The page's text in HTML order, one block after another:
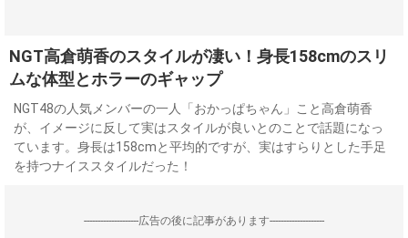
NGT高倉萌香のスタイルが凄い！身長158cmのスリ
ムな体型とホラーのギャップ
NGT48の人気メンバーの一人「おかっぱちゃん」こと高倉萌香
が、イメージに反して実はスタイルが良いとのことで話題になっ
ています。身長は158cmと平均的ですが、実はすらりとした手足
を持つナイススタイルだった！
--------------------広告の後に記事があります--------------------